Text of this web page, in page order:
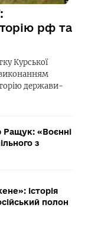
рф та
Курської
держави-
Ращук: «Воєнні
з
історія
полон